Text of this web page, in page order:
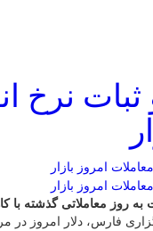
نرخ
به روز معاملاتی گذشته
فارس، دلار امروز در